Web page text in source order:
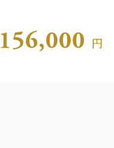
156,000 円